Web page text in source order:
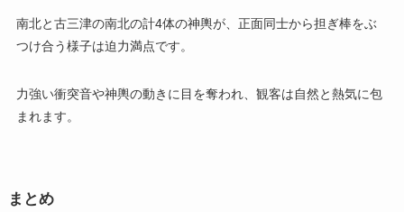
南北と古三津の南北の計4体の神輿が、正面同士から担ぎ棒をぶ
つけ合う様子は迫力満点です。
力強い衝突音や神輿の動きに目を奪われ、観客は自然と熱気に包
まれます。
まとめ